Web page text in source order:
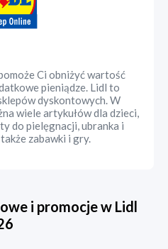
Ci obniżyć wartość
pieniądze. Lidl to
dyskontowych. W
wiele artykułów dla dzieci,
do pielęgnacji, ubranka i
zabawki i gry.
i promocje w Lidl